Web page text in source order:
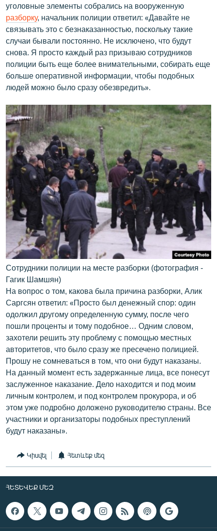
уголовные элементы собрались на вооруженную
разборку, начальник полиции ответил: «Давайте не
связывать это с безнаказанностью, поскольку такие
случаи бывали постоянно. Не исключено, что будут
снова. Я просто каждый раз призываю сотрудников
полиции быть еще более внимательными, собирать еще
больше оперативной информации, чтобы подобных
людей можно было сразу обезвредить».
Сотрудники полиции на месте разборки (фотография -
Гагик Шамшян)
На вопрос о том, какова была причина разборки, Алик
Саргсян ответил: «Просто был денежный спор: один
одолжил другому определенную сумму, после чего
пошли проценты и тому подобное… Одним словом,
захотели решить эту проблему с помощью местных
авторитетов, что было сразу же пресечено полицией.
Прошу не сомневаться в том, что они будут наказаны.
На данный момент есть задержанные лица, все понесут
заслуженное наказание. Дело находится и под моим
личным контролем, и под контролем прокурора, и об
этом уже подробно доложено руководителю страны. Все
участники и организаторы подобных преступлений
будут наказаны».
Կիսվել Հետևեք մեզ
ՀԵՏԵՎԵՔ ՄԵԶ